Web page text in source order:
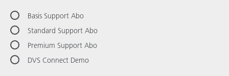
Basis Support Abo
Standard Support Abo
Premium Support Abo
DVS Connect Demo